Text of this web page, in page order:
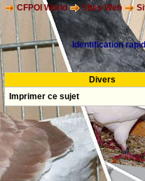
CFPOI World Sites Web
Identification
Divers
Imprimer ce sujet